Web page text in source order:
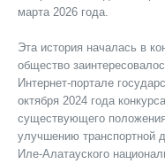
марта 2026 года.
Эта история началась в
общество
Интернет-портале
октября 2024 года
существующего
улучшению транспортной
Иле-Алатауского